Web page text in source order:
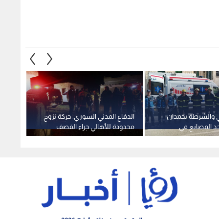
الدفاع المدني السوري: حركة نزوح
محدودة للأهالي جراء القصف
المدفعي والجوي للاحتلال على
والشرطة يخمدان
المصانع في